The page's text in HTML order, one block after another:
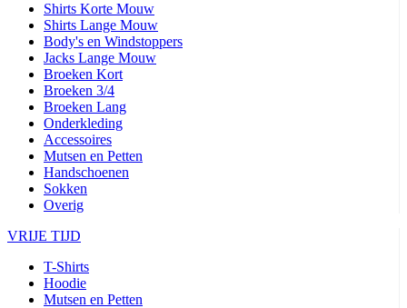
Shirts Korte Mouw
Shirts Lange Mouw
Body's en Windstoppers
Jacks Lange Mouw
Broeken Kort
Broeken 3/4
Broeken Lang
Onderkleding
Accessoires
Mutsen en Petten
Handschoenen
Sokken
Overig
VRIJE TIJD
T-Shirts
Hoodie
Mutsen en Petten